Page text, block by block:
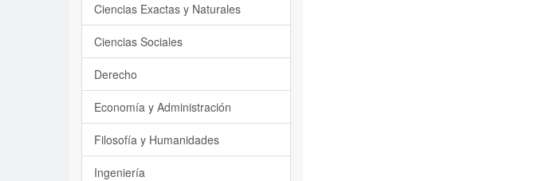
Ciencias Exactas y Naturales
Ciencias Sociales
Derecho
Economía y Administración
Filosofía y Humanidades
Ingeniería